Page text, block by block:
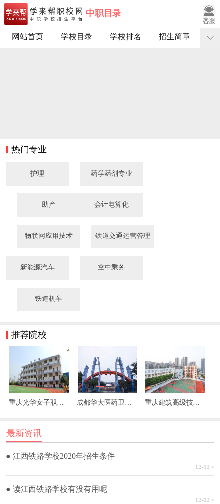
中职目录
网站首页 学校目录 学校排名 招生简章
热门专业
护理 药学药剂专业
助产 会计电算化
物联网应用技术 铁道交通运营管理
新能源汽车 空中乘务
铁道机车
推荐院校
重庆建筑高级技工学校
最新资讯
● 江西铁路学校2020年招生条件
03-13 >
● 读江西铁路学校有没有用呢
03-13 >